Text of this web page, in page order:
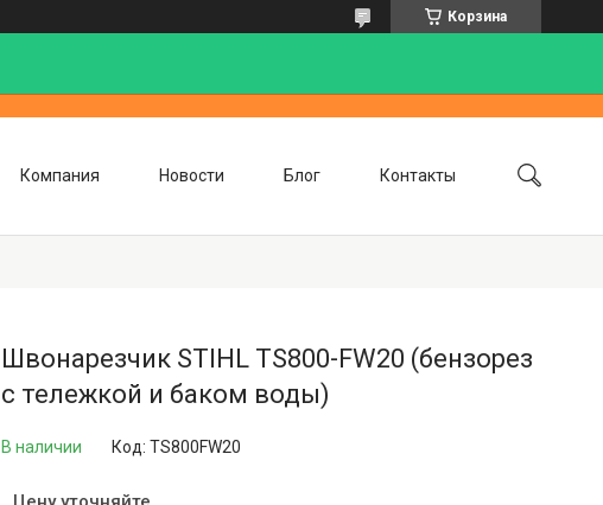
Корзина
Компания Новости Блог Контакты
Швонарезчик STIHL TS800-FW20 (бензорез
с тележкой и баком воды)
В наличии Код: TS800FW20